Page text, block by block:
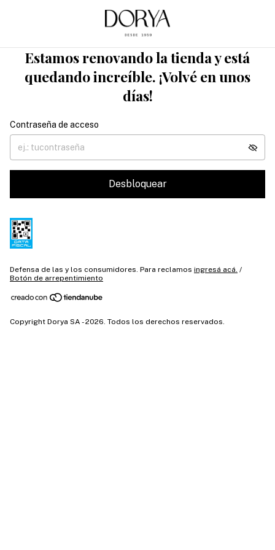
Estamos renovando la tienda y está
quedando increíble. ¡Volvé en unos
días!
Contraseña de acceso
Desbloquear
Defensa de las y los consumidores. Para reclamos ingresá acá. /
Botón de arrepentimiento
Copyright Dorya SA - 2026. Todos los derechos reservados.